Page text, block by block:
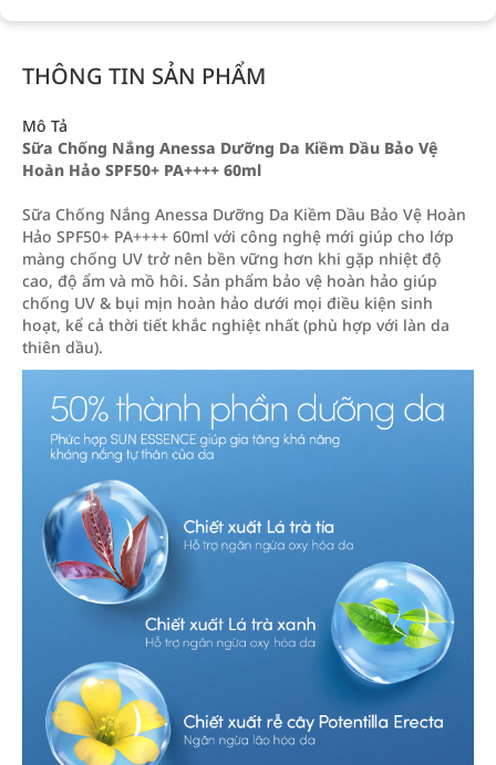
THÔNG TIN SẢN PHẨM
Mô Tả
Sữa Chống Nắng Anessa Dưỡng Da Kiềm Dầu Bảo Vệ
Hoàn Hảo SPF50+ PA++++ 60ml
Sữa Chống Nắng Anessa Dưỡng Da Kiềm Dầu Bảo Vệ Hoàn
Hảo SPF50+ PA++++ 60ml với công nghệ mới giúp cho lớp
màng chống UV trở nên bền vững hơn khi gặp nhiệt độ
cao, độ ẩm và mồ hôi. Sản phẩm bảo vệ hoàn hảo giúp
chống UV & bụi mịn hoàn hảo dưới mọi điều kiện sinh
hoạt, kể cả thời tiết khắc nghiệt nhất (phù hợp với làn da
thiên dầu).